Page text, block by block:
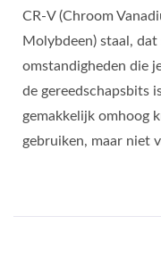
CR-V (Chroom
Molybdeen) staal,
omstandigheden die
de gereedschapsbits
gemakkelijk omhoog
gebruiken, maar niet